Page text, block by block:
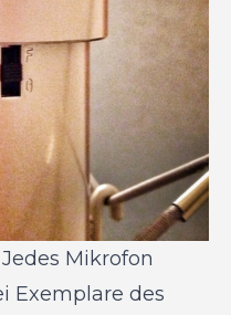
Jedes Mikrofon
Exemplare des